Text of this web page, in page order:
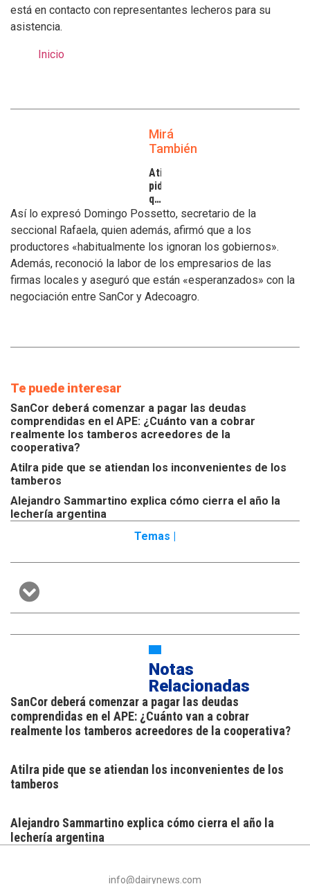
está en contacto con representantes lecheros para su
asistencia.
Inicio
Mirá
También
Atilra
pide
que
se
atiendan
los
inconvenientes
de
los
tamberos
Así lo expresó Domingo Possetto, secretario de la
seccional Rafaela, quien además, afirmó que a los
productores «habitualmente los ignoran los gobiernos».
Además, reconoció la labor de los empresarios de las
firmas locales y aseguró que están «esperanzados» con la
negociación entre SanCor y Adecoagro.
Te puede interesar
SanCor deberá comenzar a pagar las deudas
comprendidas en el APE: ¿Cuánto van a cobrar
realmente los tamberos acreedores de la
cooperativa?
Atilra pide que se atiendan los inconvenientes de los
tamberos
Alejandro Sammartino explica cómo cierra el año la
lechería argentina
Temas |
Notas
Relacionadas
SanCor deberá comenzar a pagar las deudas
comprendidas en el APE: ¿Cuánto van a cobrar
realmente los tamberos acreedores de la cooperativa?
Atilra pide que se atiendan los inconvenientes de los
tamberos
Alejandro Sammartino explica cómo cierra el año la
lechería argentina
info@dairynews.com